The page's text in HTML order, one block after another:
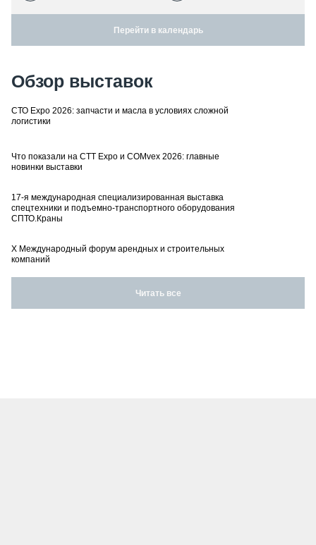
Перейти в календарь
Обзор выставок
СТО Expo 2026: запчасти и масла в условиях сложной
логистики
Что показали на CTT Expo и COMvex 2026: главные
новинки выставки
17-я международная специализированная выставка
спецтехники и подъемно-транспортного оборудования
СПТО.Краны
X Международный форум арендных и строительных
компаний
Читать все